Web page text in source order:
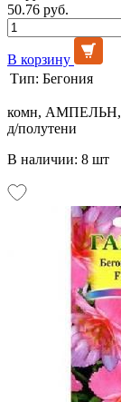
50.76 руб.
В корзину
Тип: Бегония
комн, АМПЕЛЬН,
д/полутени
В наличии: 8 шт